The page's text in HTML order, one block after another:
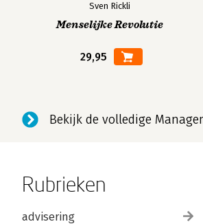
Sven Rickli
Menselijke Revolutie
29,95
Bekijk de volledige
Rubrieken
advisering